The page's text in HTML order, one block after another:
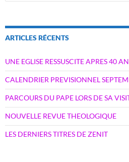
ARTICLES RÉCENTS
UNE EGLISE RESSUSCITE APRES 40
CALENDRIER PREVISIONNEL
PARCOURS DU PAPE LORS DE SA
NOUVELLE REVUE THEOLOGIQUE
LES DERNIERS TITRES DE ZENIT